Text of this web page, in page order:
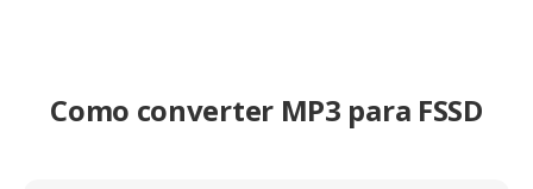
Como converter MP3 para FSSD